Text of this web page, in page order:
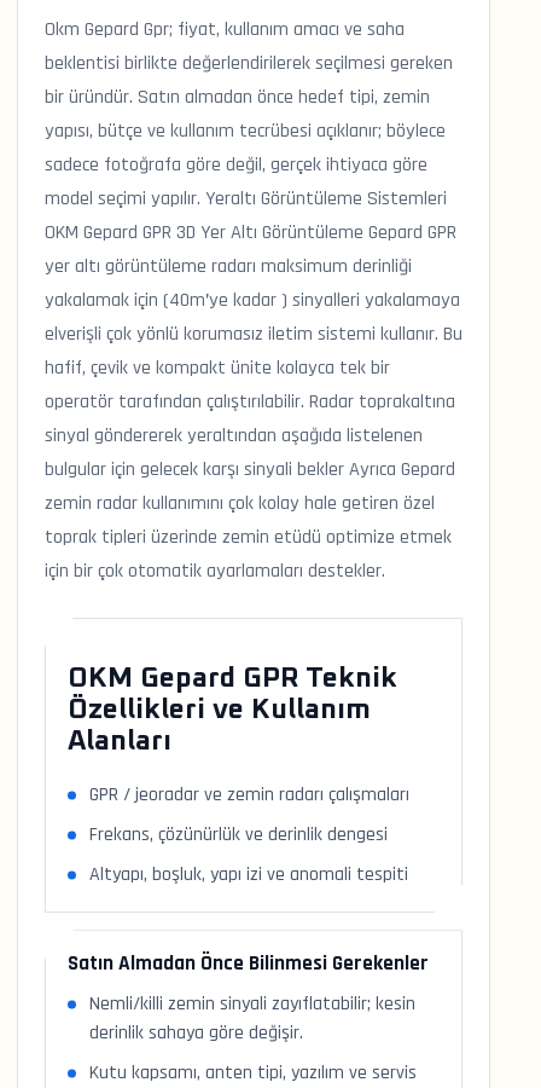
Okm Gepard Gpr; fiyat, kullanım amacı ve saha
beklentisi birlikte değerlendirilerek seçilmesi gereken
bir üründür. Satın almadan önce hedef tipi, zemin
yapısı, bütçe ve kullanım tecrübesi açıklanır; böylece
sadece fotoğrafa göre değil, gerçek ihtiyaca göre
model seçimi yapılır. Yeraltı Görüntüleme Sistemleri
OKM Gepard GPR 3D Yer Altı Görüntüleme Gepard GPR
yer altı görüntüleme radarı maksimum derinliği
yakalamak için (40m’ye kadar ) sinyalleri yakalamaya
elverişli çok yönlü korumasız iletim sistemi kullanır. Bu
hafif, çevik ve kompakt ünite kolayca tek bir
operatör tarafından çalıştırılabilir. Radar toprakaltına
sinyal göndererek yeraltından aşağıda listelenen
bulgular için gelecek karşı sinyali bekler Ayrıca Gepard
zemin radar kullanımını çok kolay hale getiren özel
toprak tipleri üzerinde zemin etüdü optimize etmek
için bir çok otomatik ayarlamaları destekler.
OKM Gepard GPR Teknik
Özellikleri ve Kullanım
Alanları
GPR / jeoradar ve zemin radarı çalışmaları
Frekans, çözünürlük ve derinlik dengesi
Altyapı, boşluk, yapı izi ve anomali tespiti
Satın Almadan Önce Bilinmesi Gerekenler
Nemli/killi zemin sinyali zayıflatabilir; kesin
derinlik sahaya göre değişir.
Kutu kapsamı, anten tipi, yazılım ve servis